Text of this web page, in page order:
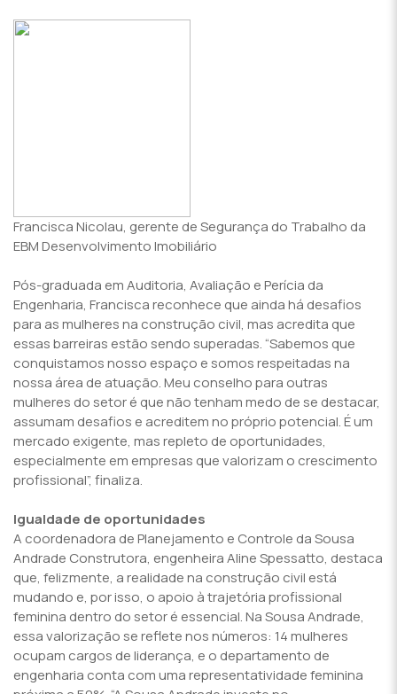
Francisca Nicolau, gerente de Segurança do Trabalho da
EBM Desenvolvimento Imobiliário
Pós-graduada em Auditoria, Avaliação e Perícia da
Engenharia, Francisca reconhece que ainda há desafios
para as mulheres na construção civil, mas acredita que
essas barreiras estão sendo superadas. “Sabemos que
conquistamos nosso espaço e somos respeitadas na
nossa área de atuação. Meu conselho para outras
mulheres do setor é que não tenham medo de se destacar,
assumam desafios e acreditem no próprio potencial. É um
mercado exigente, mas repleto de oportunidades,
especialmente em empresas que valorizam o crescimento
profissional”, finaliza.
Igualdade de oportunidades
A coordenadora de Planejamento e Controle da Sousa
Andrade Construtora, engenheira Aline Spessatto, destaca
que, felizmente, a realidade na construção civil está
mudando e, por isso, o apoio à trajetória profissional
feminina dentro do setor é essencial. Na Sousa Andrade,
essa valorização se reflete nos números: 14 mulheres
ocupam cargos de liderança, e o departamento de
engenharia conta com uma representatividade feminina